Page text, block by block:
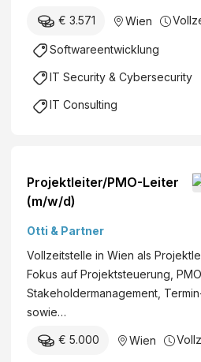
€ 3.571 Wien
Softwareentwicklung
IT Security & Cybersecurity
IT Consulting
Projektleiter/PMO-Leiter
(m/w/d)
Otti & Partner
Vollzeitstelle in Wien als
Fokus auf Projektsteuerung,
Stakeholdermanagement,
sowie…
€ 5.000 Wien